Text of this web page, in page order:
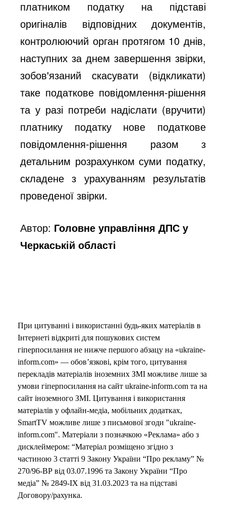
платником податку на підставі
оригіналів відповідних документів,
контролюючий орган протягом 10 днів,
наступних за днем завершення звірки,
зобов'язаний скасувати (відкликати)
таке податкове повідомлення-рішення
та у разі потреби надіслати (вручити)
платнику податку нове податкове
повідомлення-рішення разом з
детальним розрахунком суми податку,
складене з урахуванням результатів
проведеної звірки.
Автор: Головне управління ДПС у
Черкаській області
При цитуванні і використанні будь-яких матеріалів в
Інтернеті відкриті для пошукових систем
гіперпосилання не нижче першого абзацу на «ukraine-
inform.com» — обов’язкові, крім того, цитування
перекладів матеріалів іноземних ЗМІ можливе лише за
умови гіперпосилання на сайт ukraine-inform.com та на
сайт іноземного ЗМІ. Цитування і використання
матеріалів у офлайн-медіа, мобільних додатках,
SmartTV можливе лише з письмової згоди "ukraine-
inform.com". Матеріали з позначкою «Реклама» або з
дисклеймером: “Матеріал розміщено згідно з
частиною 3 статті 9 Закону України “Про рекламу” №
270/96-ВР від 03.07.1996 та Закону України “Про
медіа” № 2849-IX від 31.03.2023 та на підставі
Договору/рахунка.